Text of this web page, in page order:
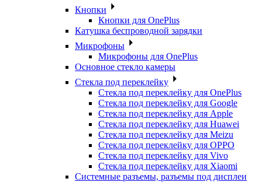
Кнопки
Кнопки для OnePlus
Катушка беспроводной зарядки
Микрофоны
Микрофоны для OnePlus
Основное стекло камеры
Стекла под переклейку
Стекла под переклейку для OnePlus
Стекла под переклейку для Google
Стекла под переклейку для Apple
Стекла под переклейку для Huawei
Стекла под переклейку для Meizu
Стекла под переклейку для OPPO
Стекла под переклейку для Vivo
Стекла под переклейку для Xiaomi
Системные разъемы, разъемы под дисплеи